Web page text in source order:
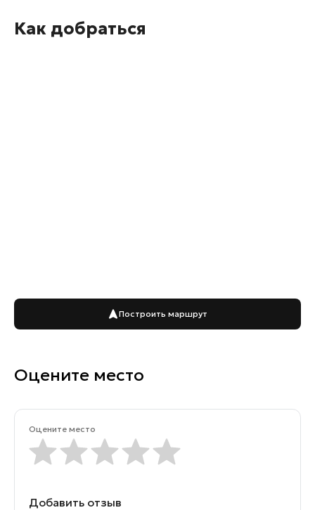
Как добраться
Построить маршрут
Оцените место
Оцените место
Добавить отзыв